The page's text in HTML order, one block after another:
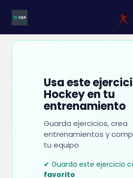
Usa este
Hockey en tu
entrenamiento
Guarda ejercicios, crea
entrenamientos y
tu equipo
✔ Guarda este ejercicio
favorito